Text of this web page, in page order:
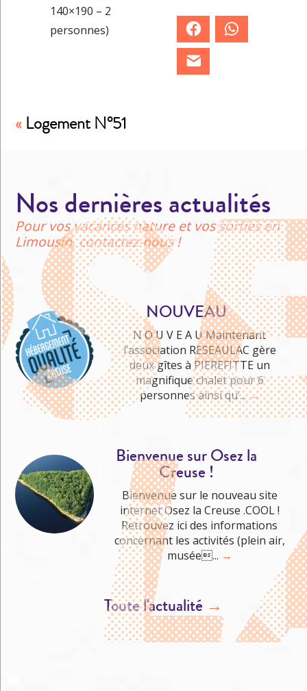
140×190 – 2
personnes)
Facebook
« Logement N°51
Nos dernières actualités
Pour vos vacances nature et vos sorties en
Limousin, contactez-nous !
NOUVEAU
N O U V E A U Maintenant
l’association RESEAULAC gère
deux gîtes à PIEREFITTE un
magnifique chalet pour 6
personnes ainsi qu’...→
Bienvenue sur Osez la
Creuse !
Bienvenue sur le nouveau site
internet Osez la Creuse .COOL !
Retrouvez ici des informations
concernant les activités (plein air,
musée... →
Toute l'actualité →
Me cultiver